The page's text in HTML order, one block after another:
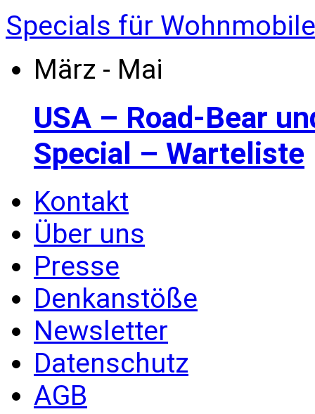
Specials für Wohnmobile
März - Mai
USA – Road-Bear
Special – Warteliste
Kontakt
Über uns
Presse
Denkanstöße
Newsletter
Datenschutz
AGB